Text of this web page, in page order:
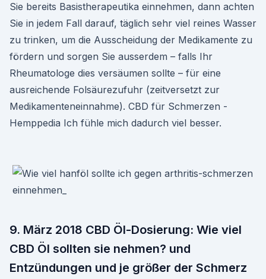
Sie bereits Basistherapeutika einnehmen, dann achten
Sie in jedem Fall darauf, täglich sehr viel reines Wasser
zu trinken, um die Ausscheidung der Medikamente zu
fördern und sorgen Sie ausserdem – falls Ihr
Rheumatologe dies versäumen sollte – für eine
ausreichende Folsäurezufuhr (zeitversetzt zur
Medikamenteneinnahme). CBD für Schmerzen -
Hemppedia Ich fühle mich dadurch viel besser.
9. März 2018 CBD Öl-Dosierung: Wie viel
CBD Öl sollten sie nehmen? und
Entzündungen und je größer der Schmerz